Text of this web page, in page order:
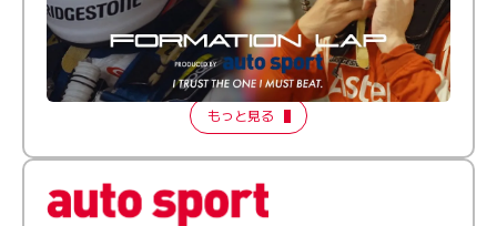
倒す相手を、信じてる。小林利徠斗 × 野村勇斗
【FORMATION LAP Produced by auto sport】
2026 Episode 2
もっと見る